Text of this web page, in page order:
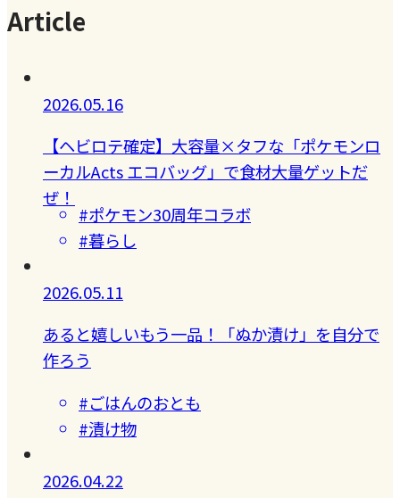
Article
2026.05.16
【ヘビロテ確定】大容量×タフな「ポケモンロ
ーカルActs エコバッグ」で食材大量ゲットだ
ぜ！
#ポケモン30周年コラボ
#暮らし
2026.05.11
あると嬉しいもう一品！「ぬか漬け」を自分で
作ろう
#ごはんのおとも
#漬け物
2026.04.22